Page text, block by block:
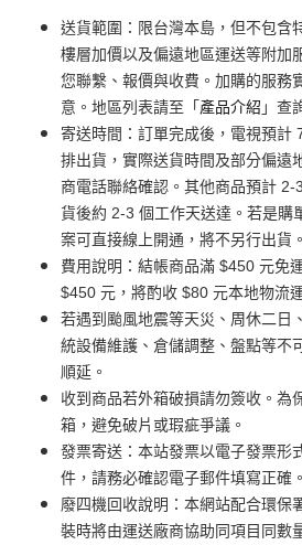
送貨範圍：限台灣本島，但不包含
樓層加價以及偏遠地區運送等附加
您聯繫、報價與收費。加購的服務
意。地區列表請至「 產品介紹 」查
寄送時間：訂單完成後，電視預計
排出貨，實際送貨時間及部分偏遠
商電話聯絡確認。其他商品預計 2-
貨後約 2-3 個工作天送達。若是購
案可直接線上開通，將不另行出貨。
費用說明：結帳商品滿 $450 元免
$450 元，將酌收 $80 元本地物流
若遇到颱風地震等天災、周休二日
統設備維護、倉儲調整、盤點等不
順延。
收到商品若外箱破損請勿簽收。為
箱，避免破片或瑕疵爭議。
發票寄送：本站發票以電子發票形
件，請務必確認電子郵件填寫正確。
廢四機回收說明：本網站配合環保
裝時將由運送廠商協助同項目同數